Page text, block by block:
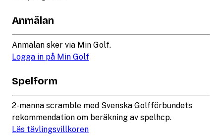
Anmälan
Anmälan sker via Min Golf.
Logga in på Min Golf
Spelform
2-manna scramble med Svenska Golfförbundets
rekommendation om beräkning av spelhcp.
Läs tävlingsvillkoren